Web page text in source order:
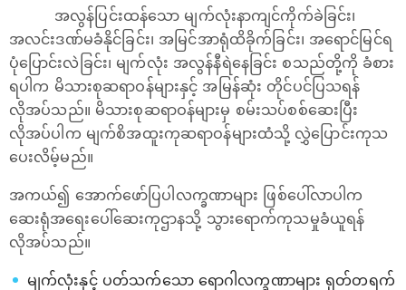
အလွန်ပြင်းထန်သော မျက်လုံးနာကျင်ကိုက်ခဲခြင်း၊
အလင်းဒဏ်မခံနိုင်ခြင်း၊ အမြင်အာရုံထိခိုက်ခြင်း၊ အရောင်မြင်ရ
ပုံပြောင်းလဲခြင်း၊ မျက်လုံး အလွန်နီရဲနေခြင်း စသည်တို့ကို ခံစား
ရပါက မိသားစုဆရာဝန်များနှင့် အမြန်ဆုံး တိုင်ပင်ပြသရန်
လိုအပ်သည်။ မိသားစုဆရာဝန်များမှ စမ်းသပ်စစ်ဆေးပြီး
လိုအပ်ပါက မျက်စိအထူးကုဆရာဝန်များထံသို့ လွှဲပြောင်းကုသ
ပေးလိမ့်မည်။
အကယ်၍ ‌အောက်ဖော်ပြပါလက္ခဏာများ ဖြစ်ပေါ်လာပါက
ဆေးရုံအရေးပေါ်ဆေးကုဌာနသို့ သွားရောက်ကုသမှုခံယူရန်
လိုအပ်သည်။
မျက်လုံးနှင့် ပတ်သက်သော ရောဂါလက္ခဏာများ ရုတ်တရက်